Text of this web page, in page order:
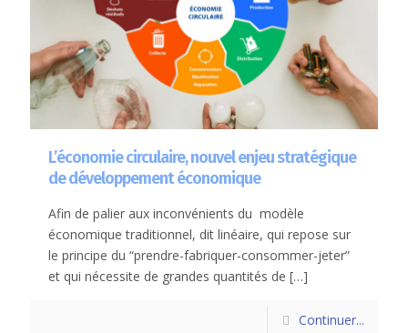
L’économie circulaire, nouvel enjeu stratégique
de développement économique
Afin de palier aux inconvénients du modèle
économique traditionnel, dit linéaire, qui repose sur
le principe du “prendre-fabriquer-consommer-jeter”
et qui nécessite de grandes quantités de […]
Continuer...